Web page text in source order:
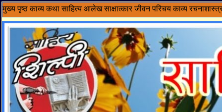
मुख्य पृष्ठ काव्य कथा साहित्य आलेख साक्षात्कार जीवन परिचय काव्य